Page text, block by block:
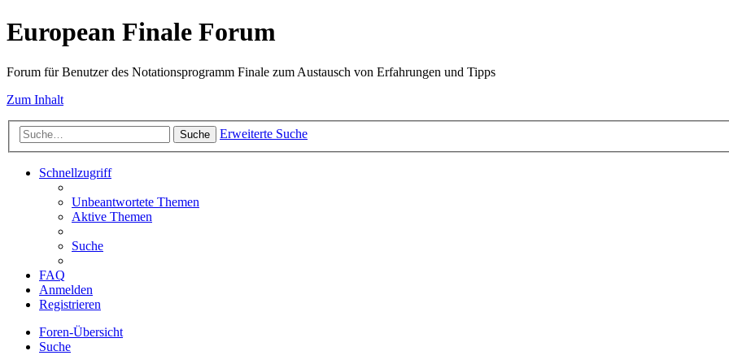
European Finale Forum
Forum für Benutzer des Notationsprogramm Finale zum Austausch von Erfahrungen und Tipps
Zum Inhalt
Suche Erweiterte Suche
Schnellzugriff
Unbeantwortete Themen
Aktive Themen
Suche
FAQ
Anmelden
Registrieren
Foren-Übersicht
Suche